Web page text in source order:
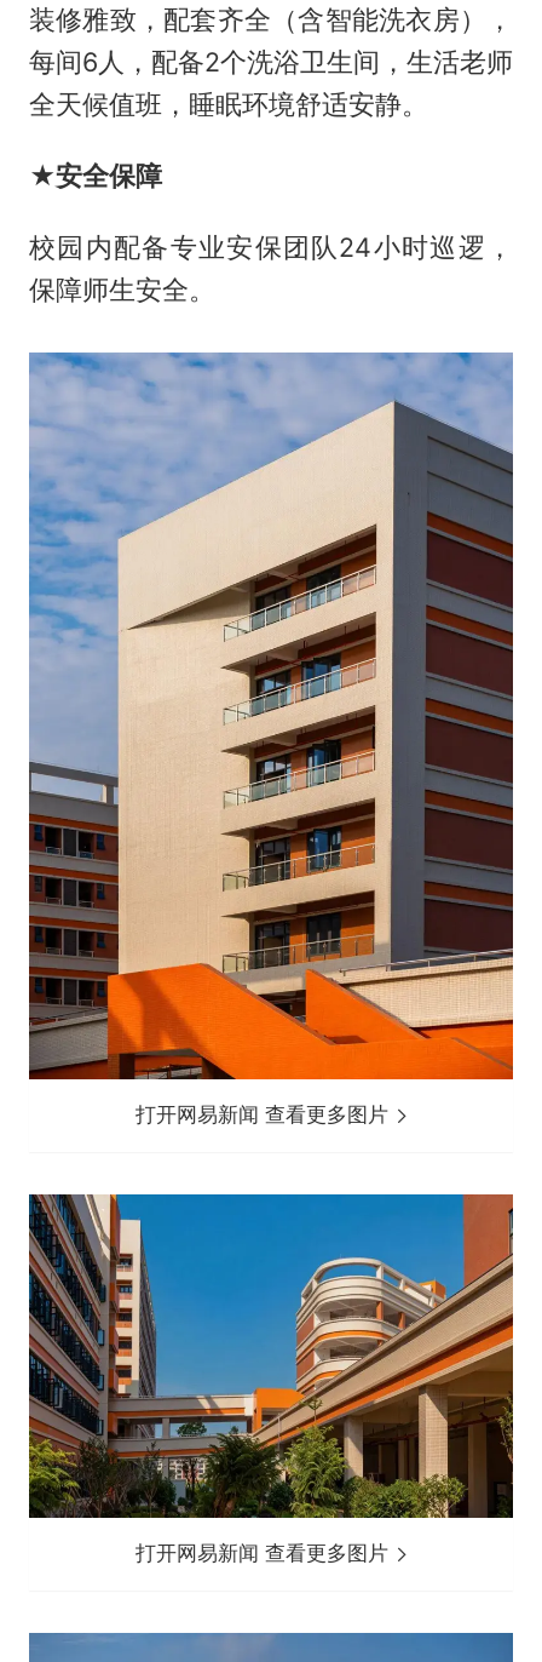
装修雅致，配套齐全（含智能洗衣房），
每间6人，配备2个洗浴卫生间，生活老师
全天候值班，睡眠环境舒适安静。
★安全保障
校园内配备专业安保团队24小时巡逻，
保障师生安全。
打开网易新闻 查看更多图片
打开网易新闻 查看更多图片